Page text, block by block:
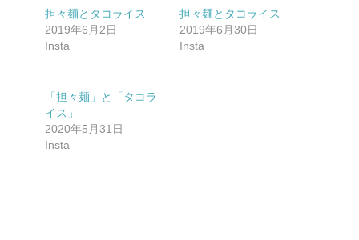
担々麺とタコライス
2019年6月2日
Insta
担々麺とタコライス
2019年6月30日
Insta
「担々麺」と「タコラ
イス」
2020年5月31日
Insta